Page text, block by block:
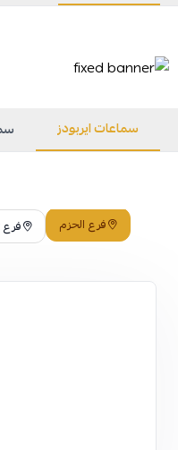
سماعات ايربودز
فرع الحزم فرع